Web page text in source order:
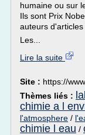
humaine ou sur
Ils sont Prix
auteurs d'articles
Les...
Lire la suite
Site : https://
Thèmes liés :
chimie a l
l'atmosphere /
chimie l eau /